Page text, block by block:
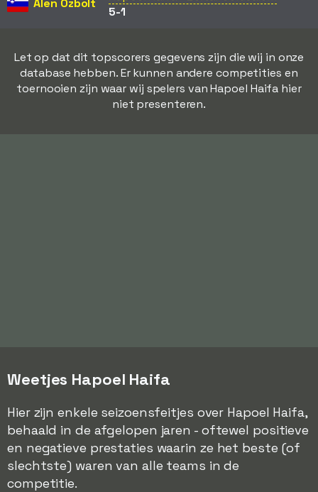
Alen Ozbolt
5-1
Let op dat dit topscorers gegevens zijn die wij in onze
database hebben. Er kunnen andere competities en
toernooien zijn waar wij spelers van Hapoel Haifa hier
niet presenteren.
Weetjes Hapoel Haifa
Hier zijn enkele seizoensfeitjes over Hapoel Haifa,
behaald in de afgelopen jaren - oftewel positieve
en negatieve prestaties waarin ze het beste (of
slechtste) waren van alle teams in de
competitie.